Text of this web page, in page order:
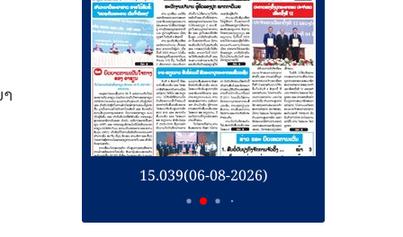
15.039(06-08-2026)